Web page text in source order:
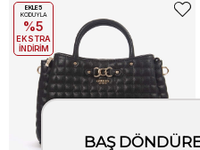
EKLE5
KODUYLA
%5
EKSTRA
İNDİRİM